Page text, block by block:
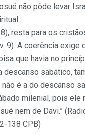
não pôde levar
8), resta para os
9). A coerência exige
que havia no
descanso sabático,
não é a do descanso
milenial, pois ele
nem de Davi.”
138 CPB)